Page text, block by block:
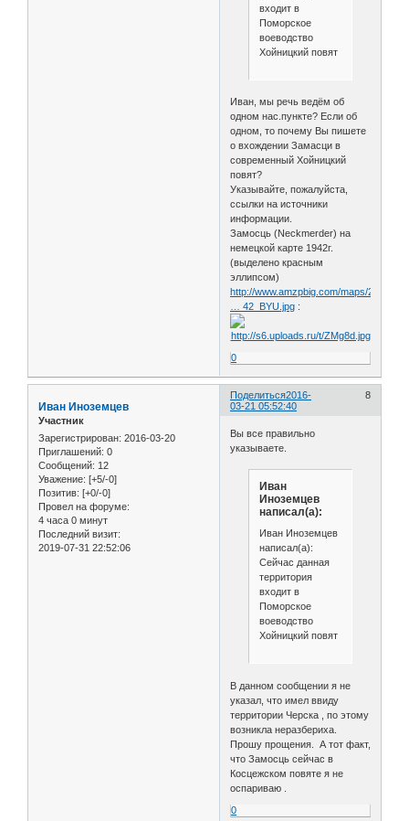
входит в
Поморское
воеводство
Хойницкий повят
Иван, мы речь ведём об
одном нас.пункте? Если об
одном, то почему Вы пишете
о вхождении Замасци в
современный Хойницкий
повят?
Указывайте, пожалуйста,
ссылки на источники
информации.
Замосць (Neckmerder) на
немецкой карте 1942г.
(выделено красным
эллипсом)
http://www.amzpbig.com/maps/
… 42_BYU.jpg :
0
Поделиться 8
2016-
03-21 05:52:40
Иван Иноземцев
Участник
Зарегистрирован: 2016-03-20
Приглашений: 0
Сообщений: 12
Уважение: [+5/-0]
Позитив: [+0/-0]
Провел на форуме:
4 часа 0 минут
Последний визит:
2019-07-31 22:52:06
Вы все правильно
указываете.
Иван
Иноземцев
написал(а):
Иван Иноземцев
написал(а):
Сейчас данная
территория
входит в
Поморское
воеводство
Хойницкий повят
В данном сообщении я не
указал, что имел ввиду
территории Черска , по этому
возникла неразбериха.
Прошу прощения. А тот факт,
что Замосць сейчас в
Косцежском повяте я не
оспариваю .
0